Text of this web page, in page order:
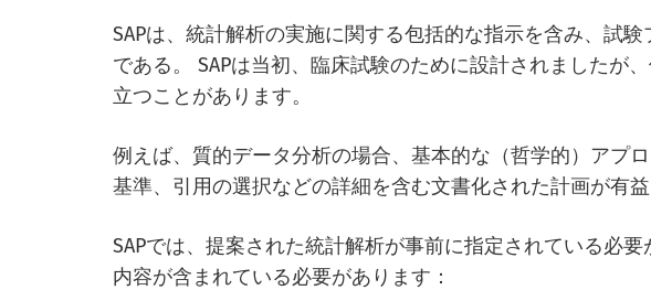
SAPは、統計解析の実施に関する包括的な指示を含み、試
である。 SAPは当初、臨床試験のために設計されましたが
立つことがあります。
例えば、質的データ分析の場合、基本的な（哲学的）アプ
基準、引用の選択などの詳細を含む文書化された計画が有益
SAPでは、提案された統計解析が事前に指定されている必
内容が含まれている必要があります：